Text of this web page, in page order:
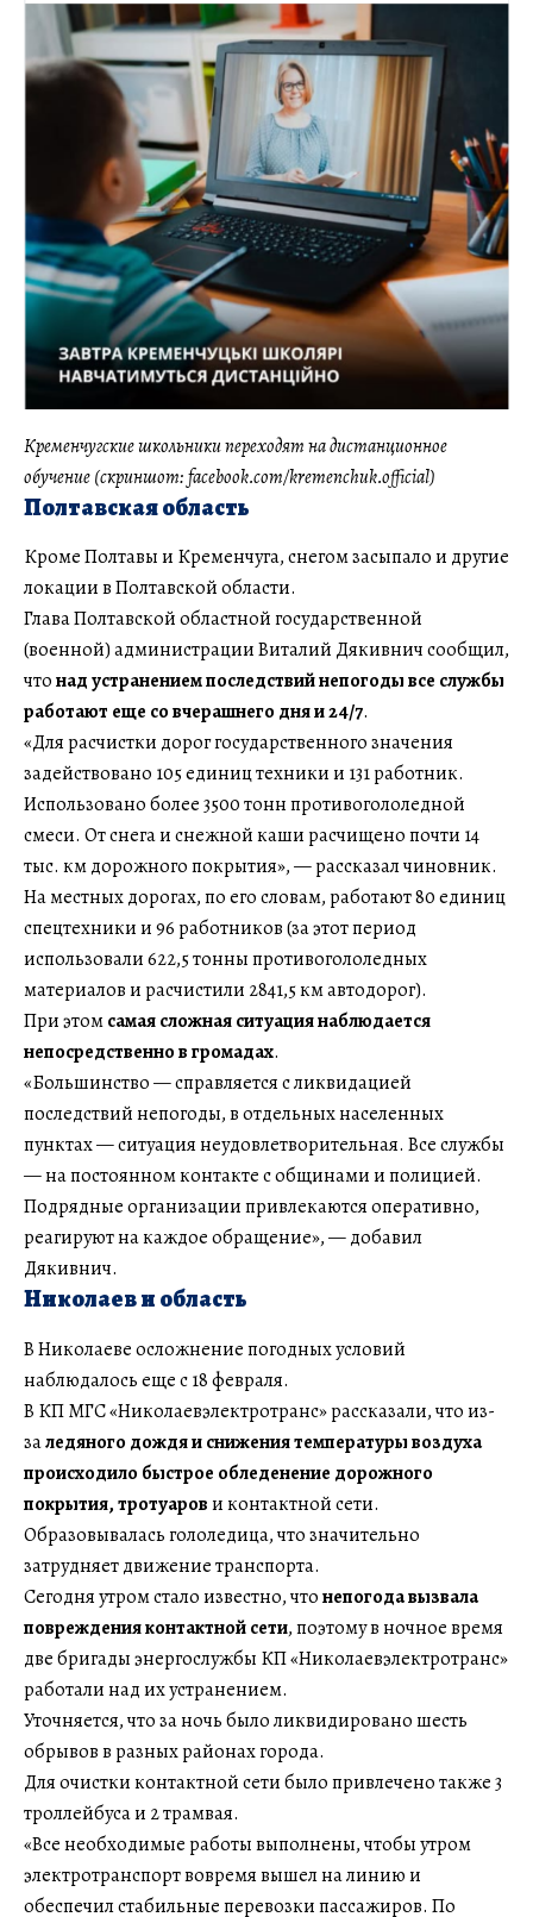
Кременчугские школьники переходят на дистанционное
обучение (скриншот: facebook.com/kremenchuk.official)
Полтавская область
Кроме Полтавы и Кременчуга, снегом засыпало и другие
локации в Полтавской области.
Глава Полтавской областной государственной
(военной) администрации Виталий Дякивнич сообщил,
чтонад устранением последствий непогоды все службы
работают еще со вчерашнего дня и 24/7.
«Для расчистки дорог государственного значения
задействовано 105 единиц техники и 131 работник.
Использовано более 3500 тонн противогололедной
смеси. От снега и снежной каши расчищено почти 14
тыс. км дорожного покрытия», — рассказал чиновник.
На местных дорогах, по его словам, работают 80 единиц
спецтехники и 96 работников (за этот период
использовали 622,5 тонны противогололедных
материалов и расчистили 2841,5 км автодорог).
При этомсамая сложная ситуация наблюдается
непосредственно в громадах.
«Большинство — справляется с ликвидацией
последствий непогоды, в отдельных населенных
пунктах — ситуация неудовлетворительная. Все службы
— на постоянном контакте с общинами и полицией.
Подрядные организации привлекаются оперативно,
реагируют на каждое обращение», — добавил
Дякивнич.
Николаев и область
В Николаеве осложнение погодных условий
наблюдалось еще с 18 февраля.
В КП МГС «Николаевэлектротранс» рассказали, что из-
заледяного дождя и снижения температуры воздуха
происходило быстрое обледенение дорожного
покрытия, тротуарови контактной сети.
Образовывалась гололедица, что значительно
затрудняет движение транспорта.
Сегодня утром стало известно, чтонепогода вызвала
повреждения контактной сети, поэтому в ночное время
две бригады энергослужбы КП «Николаевэлектротранс»
работали над их устранением.
Уточняется, что за ночь было ликвидировано шесть
обрывов в разных районах города.
Для очистки контактной сети было привлечено также 3
троллейбуса и 2 трамвая.
«Все необходимые работы выполнены, чтобы утром
электротранспорт вовремя вышел на линию и
обеспечил стабильные перевозки пассажиров. По